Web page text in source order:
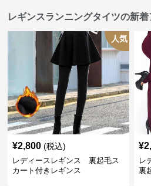
レギンスランニングタイツの新着
人気
¥2,800 (税込)
レディースレギンス 裏起毛ス
カート付きレギンス
¥
レ
裏